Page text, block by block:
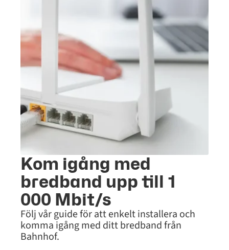
Kom igång med
bredband upp till 1
000 Mbit/s
Följ vår guide för att enkelt installera och
komma igång med ditt bredband från
Bahnhof.